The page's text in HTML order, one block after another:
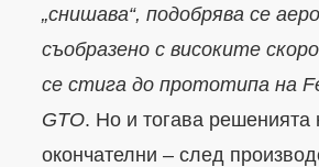
„снишава“, подобрява се
съобразено с високите
се стига до прототипа на
GTO. Но и тогава решенията
окончателни – след